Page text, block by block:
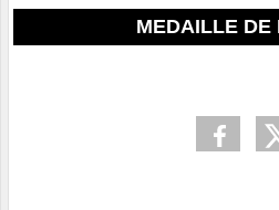
MEDAILLE DE